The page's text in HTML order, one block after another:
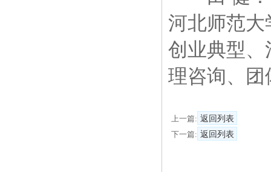
河北师范大
创业典型、
理咨询、团
上一篇: 返回列表
下一篇: 返回列表